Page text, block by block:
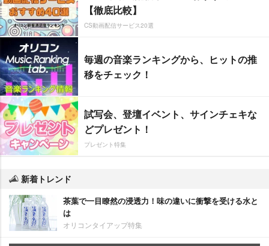
【徹底比較】
CS動画配信サービス20選
毎週の音楽ランキングから、ヒットの推
移をチェック！
試写会、登壇イベント、サインチェキな
どプレゼント！
プレゼント特集
新着トレンド
茶葉で一目瞭然の浸透力！味の違いに衝撃を受ける水と
は
オリコンタイアップ特集